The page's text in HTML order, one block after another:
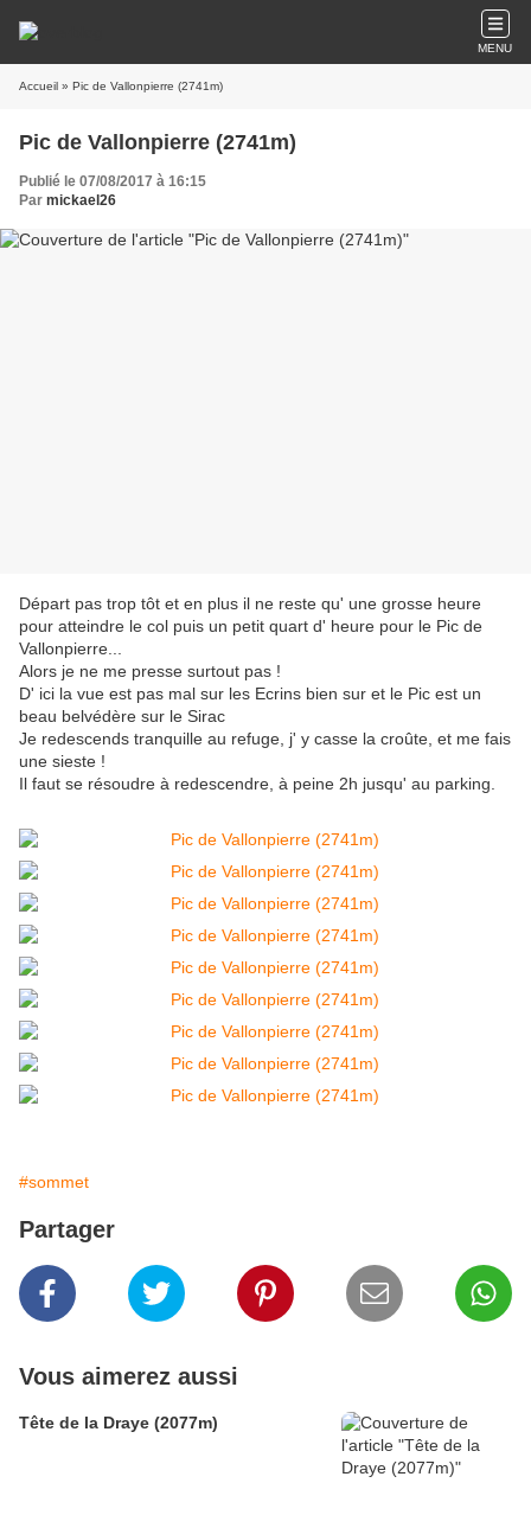
MENU
Accueil » Pic de Vallonpierre (2741m)
Pic de Vallonpierre (2741m)
Publié le 07/08/2017 à 16:15
Par mickael26
Départ pas trop tôt et en plus il ne reste qu' une grosse heure
pour atteindre le col puis un petit quart d' heure pour le Pic de
Vallonpierre...
Alors je ne me presse surtout pas !
D' ici la vue est pas mal sur les Ecrins bien sur et le Pic est un
beau belvédère sur le Sirac
Je redescends tranquille au refuge, j' y casse la croûte, et me fais
une sieste !
Il faut se résoudre à redescendre, à peine 2h jusqu' au parking.
#sommet
Partager
Vous aimerez aussi
Tête de la Draye (2077m)